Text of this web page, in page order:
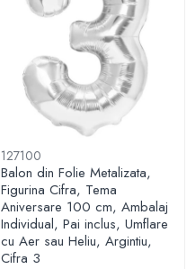
127100
Balon din Folie Metalizata,
Figurina Cifra, Tema
Aniversare 100 cm, Ambalaj
Individual, Pai inclus, Umflare
cu Aer sau Heliu, Argintiu,
Cifra 3